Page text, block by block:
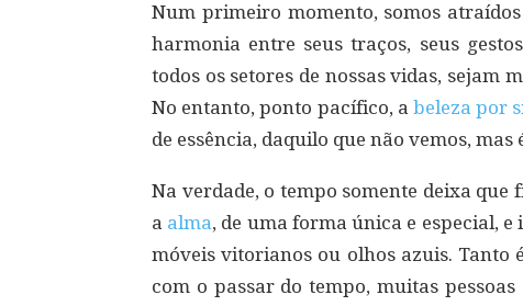
Num primeiro momento, somos
harmonia entre seus traços, seus
todos os setores de nossas vidas, sejam
No entanto, ponto pacífico, a beleza por
de essência, daquilo que não vemos, mas
Na verdade, o tempo somente deixa que
a alma, de uma forma única e especial,
móveis vitorianos ou olhos azuis. Tanto
com o passar do tempo, muitas